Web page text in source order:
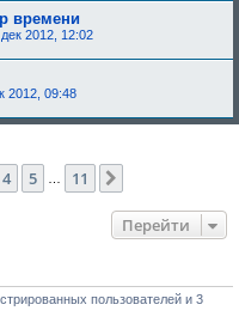
времени
2012, 12:02
2012, 09:48
из 11
4 5 11
Перейти
пользователей и 3